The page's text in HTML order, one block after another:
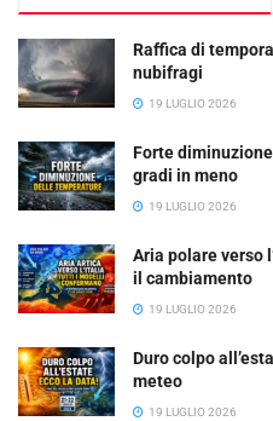
Raffica di
nubifragi
19 LUGLIO 2026
Forte
gradi in meno
19 LUGLIO 2026
Aria polare verso
il cambiamento
19 LUGLIO 2026
Duro colpo
meteo
19 LUGLIO 2026